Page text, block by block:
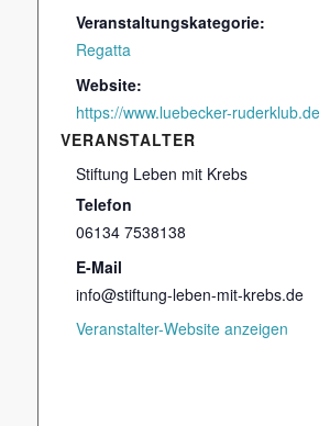
Veranstaltungskategorie:
Regatta
Website:
https://www.luebecker-
VERANSTALTER
Stiftung Leben mit Krebs
Telefon
06134 7538138
E-Mail
info@stiftung-leben-mit-krebs.de
Veranstalter-Website anzeigen